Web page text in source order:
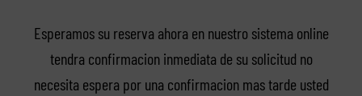
Esperamos su reserva ahora en nuestro sistema online
tendra confirmacion inmediata de su solicitud no
necesita espera por una confirmacion mas tarde usted